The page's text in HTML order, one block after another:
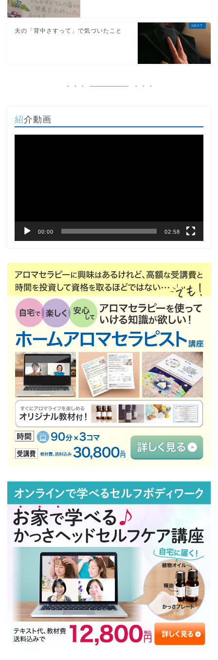
夫の「背中さすって」で気づいたこと
紹介動画
00:00 02:58